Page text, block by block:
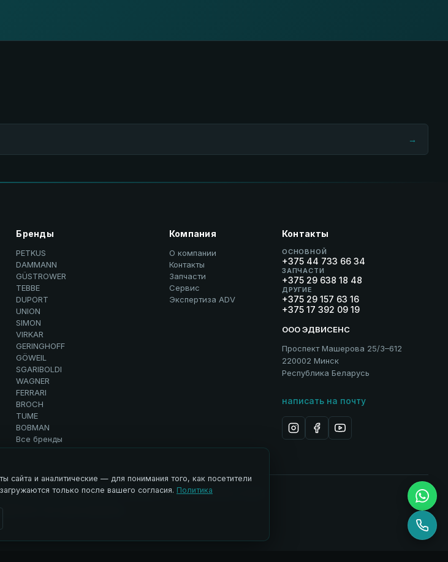
→
Бренды
PETKUS
DAMMANN
GÜSTROWER
TEBBE
DUPORT
UNION
SIMON
VIRKAR
GERINGHOFF
GÖWEIL
SGARIBOLDI
WAGNER
FERRARI
BROCH
TUME
BOBMAN
Все бренды
Компания
О компании
Контакты
Запчасти
Сервис
Экспертиза ADV
Контакты
ОСНОВНОЙ
+375 44 733 66 34
ЗАПЧАСТИ
+375 29 638 18 48
ДРУГИЕ
+375 29 157 63 16
+375 17 392 09 19
ООО ЭДВИСЕНС
Проспект Машерова 25/3–612
220002 Минск
Республика Беларусь
написать на почту
материаловЭДВИСЕНС / Advisance → ADVУправление cookies
Все права защищены.
сайта и аналитические — для понимания того, как посетители
только после вашего согласия. Политика